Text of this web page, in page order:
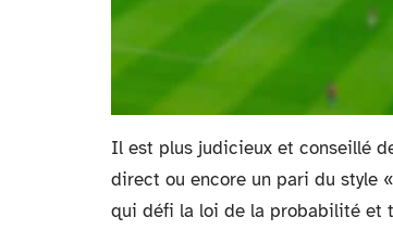
Il est plus judicieux et conseillé
direct ou encore un pari du style
qui défi la loi de la probabilité et